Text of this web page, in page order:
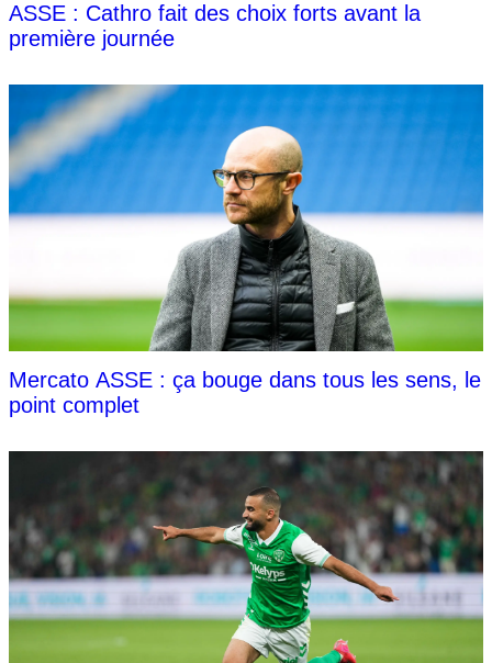
ASSE : Cathro fait des choix forts avant la
première journée
Mercato ASSE : ça bouge dans tous les sens, le
point complet